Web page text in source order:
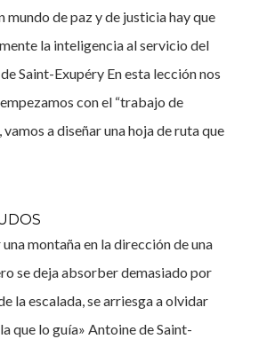
mundo de paz y de justicia hay que
la inteligencia al servicio del
Saint-Exupéry En esta lección nos
con el “trabajo de
vamos a diseñar una hoja de ruta que
una montaña en la dirección de una
se deja absorber demasiado por
la escalada, se arriesga a olvidar
que lo guía» Antoine de Saint-